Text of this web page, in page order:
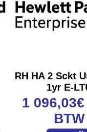
RH HA 2 Sckt
1yr E-
1
BTW